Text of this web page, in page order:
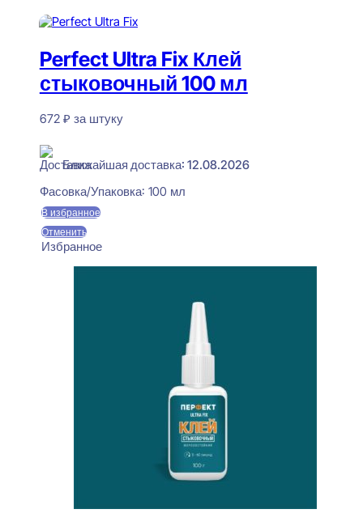
Perfect Ultra Fix Клей
стыковочный 100 мл
672 ₽ за штуку
Ближайшая доставка: 12.08.2026
Фасовка/Упаковка: 100 мл
В избранное
Отменить
Избранное